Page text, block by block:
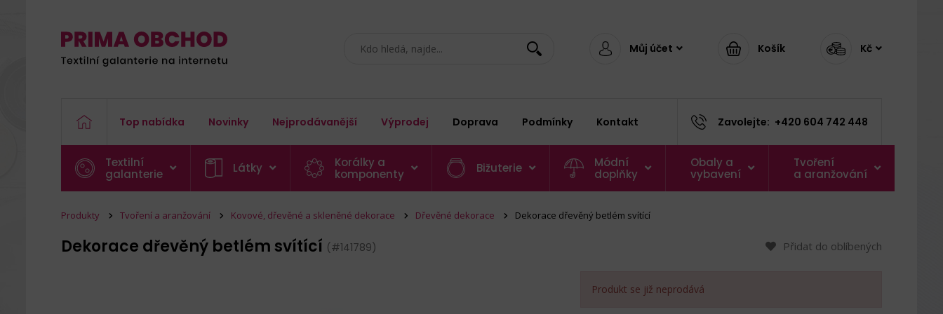
Můj účet Košík Kč
Top nabídka Novinky Nejprodávanější Výprodej Doprava Podmínky Kontakt Zavolejte: +420 604 742 448
Textilní
galanterie
Látky
Korálky a
komponenty
Bižuterie
Módní
doplňky
Obaly a
vybavení
Tvoření
a aranžování
Produkty Tvoření a aranžování Kovové, dřevěné a skleněné dekorace Dřevěné dekorace Dekorace dřevěný betlém svítící
Dekorace dřevěný betlém svítící (#141789) Přidat do oblíbených
Produkt se již neprodává